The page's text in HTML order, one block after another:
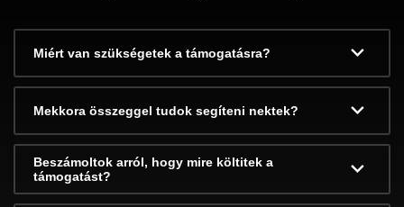
Miért van szükségetek a támogatásra?
Mekkora összeggel tudok segíteni nektek?
Beszámoltok arról, hogy mire költitek a
támogatást?